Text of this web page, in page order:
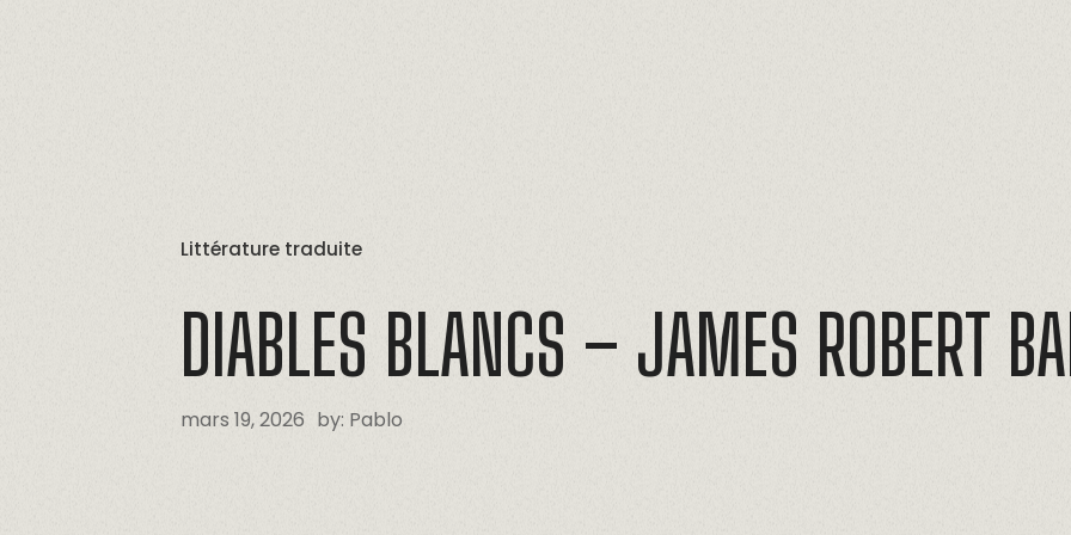
Littérature traduite
DIABLES BLANCS – JAMES ROBERT
mars 19, 2026 by: Pablo